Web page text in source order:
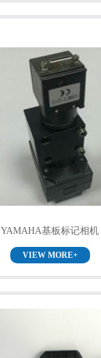
YAMAHA基板标记相机
VIEW MORE+